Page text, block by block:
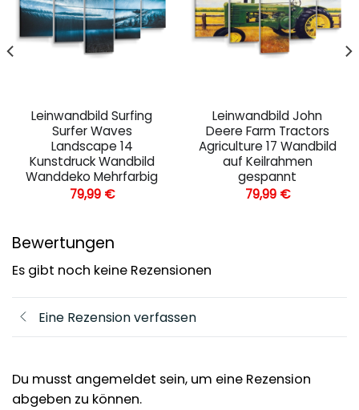
Leinwandbild Surfing
Surfer Waves
Landscape 14
Kunstdruck Wandbild
Wanddeko Mehrfarbig
79,99 €
Leinwandbild John
Deere Farm Tractors
Agriculture 17 Wandbild
auf Keilrahmen
gespannt
79,99 €
Bewertungen
Es gibt noch keine Rezensionen
Eine Rezension verfassen
Du musst angemeldet sein, um eine Rezension
abgeben zu können.